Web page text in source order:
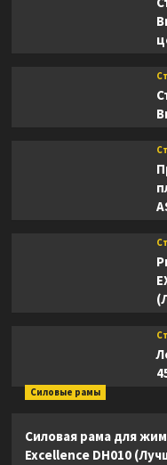
Силовые рамы
Силовая рама для
Excellence DH010